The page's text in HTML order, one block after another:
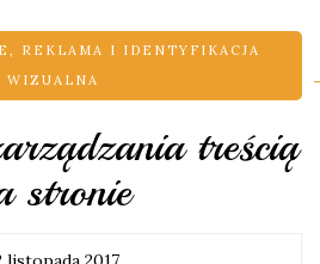
,
REKLAMA I IDENTYFIKACJA
WIZUALNA
treścią
stronie